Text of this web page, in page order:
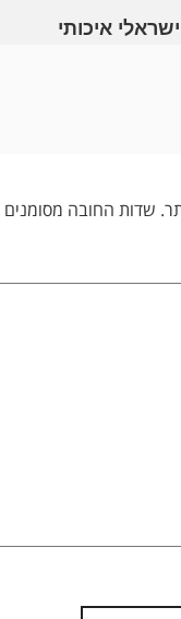
ישראלי איכותי
שדות החובה מסומנים